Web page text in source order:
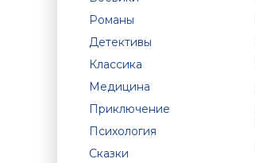
Романы
Детективы
Классика
Медицина
Приключение
Психология
Сказки